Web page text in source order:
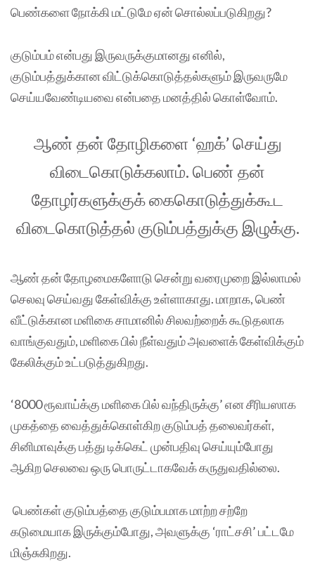
பெண்களை நோக்கி மட்டுமே ஏன் சொல்லப்படுகிறது?
குடும்பம் என்பது இருவருக்குமானது எனில்,
குடும்பத்துக்கான விட்டுக்கொடுத்தல்களும் இருவருமே
செய்யவேண்டியவை என்பதை மனத்தில் கொள்வோம்.
ஆண் தன் தோழிகளை ‘ஹக்’ செய்து
விடைகொடுக்கலாம். பெண் தன்
தோழர்களுக்குக் கைகொடுத்துக்கூட
விடைகொடுத்தல் குடும்பத்துக்கு இழுக்கு.
ஆண் தன் தோழமைகளோடு சென்று வரைமுறை இல்லாமல்
செலவு செய்வது கேள்விக்கு உள்ளாகாது. மாறாக, பெண்
வீட்டுக்கான மளிகை சாமானில் சிலவற்றைக் கூடுதலாக
வாங்குவதும், மளிகை பில் நீள்வதும் அவளைக் கேள்விக்கும்
கேலிக்கும் உட்படுத்துகிறது.
‘8000 ரூவாய்க்கு மளிகை பில் வந்திருக்கு’ என சீரியஸாக
முகத்தை வைத்துக்கொள்கிற குடும்பத் தலைவர்கள்,
சினிமாவுக்கு பத்து டிக்கெட் முன்பதிவு செய்யும்போது
ஆகிற செலவை ஒரு பொருட்டாகவேக் கருதுவதில்லை.
பெண்கள் குடும்பத்தை குடும்பமாக மாற்ற சற்றே
கடுமையாக இருக்கும்போது, அவளுக்கு ‘ராட்சசி’ பட்டமே
மிஞ்சுகிறது.